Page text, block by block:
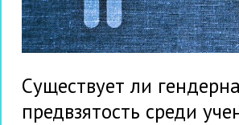
Существует ли
предвзятость среди